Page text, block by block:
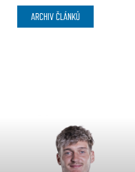
ARCHIV ČLÁNKŮ